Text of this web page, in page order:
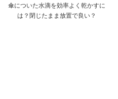
傘についた水滴を効率よく乾かすに
は？閉じたまま放置で良い？